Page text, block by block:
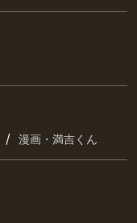
/ 漫画・満吉くん